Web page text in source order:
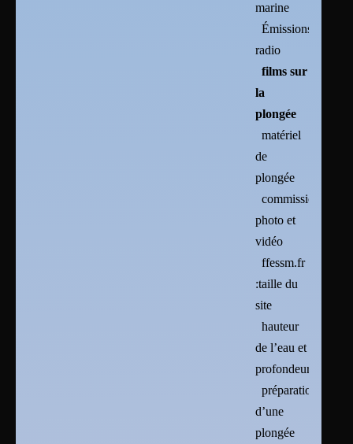
marine
Émissions
radio
films sur
la
plongée
matériel
de
plongée
commission
photo et
vidéo
ffessm.fr
:taille du
site
hauteur
de l’eau et
profondeur
préparation
d’une
plongée